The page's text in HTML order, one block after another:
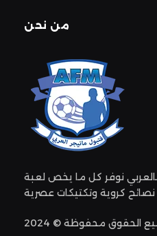
من نحن
نوفر كل ما يخص لعبة